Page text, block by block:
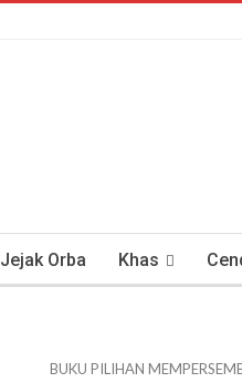
Jejak Orba Khas
BUKU PILIHAN